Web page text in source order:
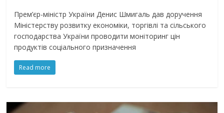
Прем’єр-міністр України Денис Шмигаль дав доручення
Міністерству розвитку економіки, торгівлі та сільського
господарства України проводити моніторинг цін
продуктів соціального призначення
Read more